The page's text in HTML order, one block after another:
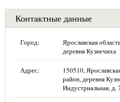
Контактные данные
Город:
Ярославская
деревня Кузнечиха
Адрес:
150510,
район, деревня
Индустриальная, д.